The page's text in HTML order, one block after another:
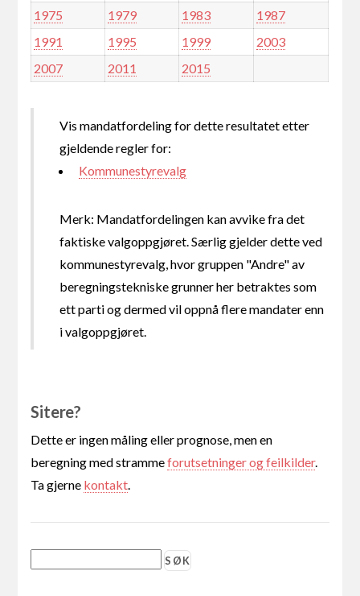
1975
1979 1983
1987
1991
1995 1999
2003
2007
2011 2015
Vis mandatfordeling for dette resultatet etter
gjeldende regler for:
Kommunestyrevalg
Merk: Mandatfordelingen kan avvike fra det
faktiske valgoppgjøret. Særlig gjelder dette ved
kommunestyrevalg, hvor gruppen "Andre" av
beregningstekniske grunner her betraktes som
ett parti og dermed vil oppnå flere mandater enn
i valgoppgjøret.
Sitere?
Dette er ingen måling eller prognose, men en
beregning med strammeforutsetninger og feilkilder.
Ta gjerne kontakt.